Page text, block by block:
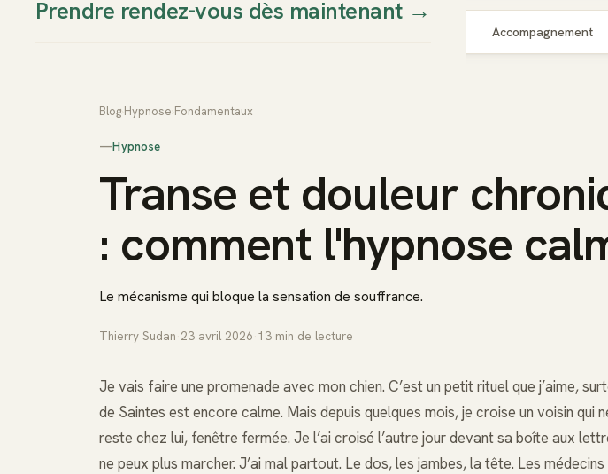
Accompagnement
Prendre rendez-vous dès maintenant→
Blog Hypnose Fondamentaux
—Hypnose
Transe et douleur
: comment l'hypnose
Le mécanisme qui bloque la sensation de souffrance.
Thierry Sudan 23 avril 2026 13 min de lecture
Je vais faire une promenade avec mon chien. C’est un petit rituel que j’aime,
de Saintes est encore calme. Mais depuis quelques mois, je croise un voisin qui
reste chez lui, fenêtre fermée. Je l’ai croisé l’autre jour devant sa boîte aux
ne peux plus marcher. J’ai mal partout. Le dos, les jambes, la tête. Les